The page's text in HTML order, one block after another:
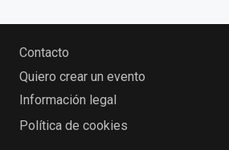
Contacto
Quiero crear un evento
Información legal
Política de cookies